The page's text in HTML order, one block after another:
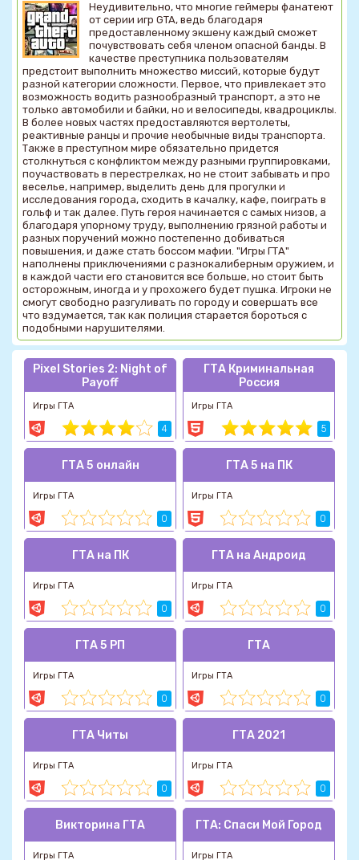
Неудивительно, что многие геймеры фанатеют
от серии игр GTA, ведь благодаря
предоставленному экшену каждый сможет
почувствовать себя членом опасной банды. В
качестве преступника пользователям
предстоит выполнить множество миссий, которые будут
разной категории сложности. Первое, что привлекает это
возможность водить разнообразный транспорт, а это не
только автомобили и байки, но и велосипеды, квадроциклы.
В более новых частях предоставляются вертолеты,
реактивные ранцы и прочие необычные виды транспорта.
Также в преступном мире обязательно придется
столкнуться с конфликтом между разными группировками,
поучаствовать в перестрелках, но не стоит забывать и про
веселье, например, выделить день для прогулки и
исследования города, сходить в качалку, кафе, поиграть в
гольф и так далее. Путь героя начинается с самых низов, а
благодаря упорному труду, выполнению грязной работы и
разных поручений можно постепенно добиваться
повышения, и даже стать боссом мафии. "Игры ГТА"
наполнены приключениями с разнокалиберным оружием, и
в каждой части его становится все больше, но стоит быть
осторожным, иногда и у прохожего будет пушка. Игроки не
смогут свободно разгуливать по городу и совершать все
что вздумается, так как полиция старается бороться с
подобными нарушителями.
Pixel Stories 2: Night of
Payoff
Игры ГТА
4
ГТА Криминальная
Россия
Игры ГТА
5
ГТА 5 онлайн
Игры ГТА
0
ГТА 5 на ПК
Игры ГТА
0
ГТА на ПК
Игры ГТА
0
ГТА на Андроид
Игры ГТА
0
ГТА 5 РП
Игры ГТА
0
ГТА
Игры ГТА
0
ГТА Читы
Игры ГТА
0
ГТА 2021
Игры ГТА
0
Викторина ГТА
Игры ГТА
ГТА: Спаси Мой Город
Игры ГТА